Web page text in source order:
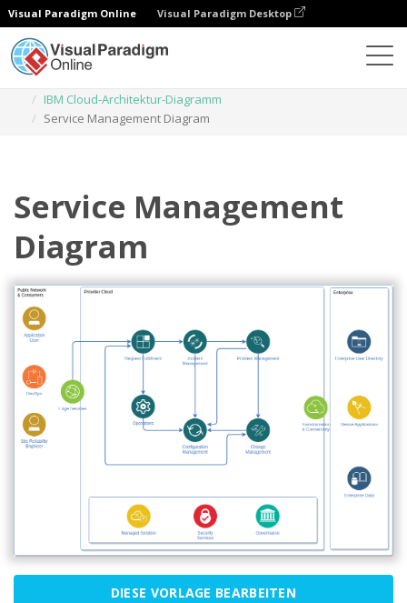
Visual Paradigm Online Visual Paradigm Desktop
IBM Cloud-Architektur-Diagramm
Service Management Diagram
Service Management
Diagram
DIESE VORLAGE BEARBEITEN